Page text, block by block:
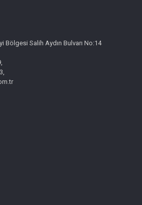
Bölgesi Salih Aydın Bulvarı No:14